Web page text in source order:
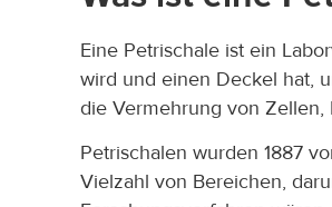
Eine Petrischale ist ein
wird und einen Deckel hat,
die Vermehrung von
Petrischalen wurden 1887
Vielzahl von Bereichen,